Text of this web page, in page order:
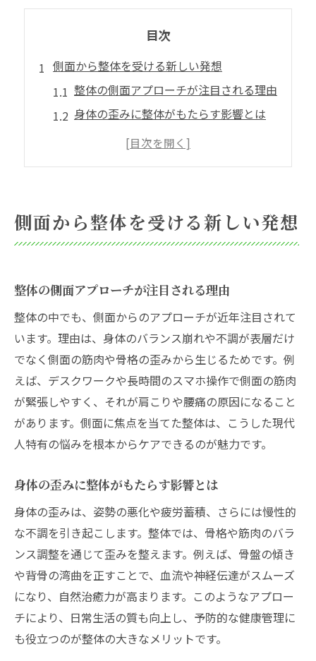
目次
側面から整体を受ける新しい発想
整体の側面アプローチが注目される理由
身体の歪みに整体がもたらす影響とは
整体と日常生活の不調改善の関係性
身体バランス維持に整体が果たす役割
整体の施術で姿勢や側面の歪みを改善
整体が女性の美容習慣に与える効果
整体により身体の土台を整えるメリット
バランス感覚向上に整体を選ぶ価値
福岡市中央区古小烏町の整体選びの極意
整体サロン選びで注目すべきポイント
福岡エリアで整体を選ぶ際の注意点
美容整体を重視した整体院の選択基準
リラクゼーション重視の整体選び戦略
美容と健康管理に整体がもたらす変化
整体による美容効果を実感する秘訣
健康管理の一環として整体を活用
整体で得られる肌や姿勢の変化とは
側面から整体を受ける新しい発想
整体の側面アプローチが注目される理由
整体の中でも、側面からのアプローチが近年注目されて
います。理由は、身体のバランス崩れや不調が表層だけ
でなく側面の筋肉や骨格の歪みから生じるためです。例
えば、デスクワークや長時間のスマホ操作で側面の筋肉
が緊張しやすく、それが肩こりや腰痛の原因になること
があります。側面に焦点を当てた整体は、こうした現代
人特有の悩みを根本からケアできるのが魅力です。
身体の歪みに整体がもたらす影響とは
身体の歪みは、姿勢の悪化や疲労蓄積、さらには慢性的
な不調を引き起こします。整体では、骨格や筋肉のバラ
ンス調整を通じて歪みを整えます。例えば、骨盤の傾き
や背骨の湾曲を正すことで、血流や神経伝達がスムーズ
になり、自然治癒力が高まります。このようなアプロー
チにより、日常生活の質も向上し、予防的な健康管理に
も役立つのが整体の大きなメリットです。